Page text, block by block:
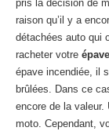
pris la décision de
raison qu’il y a
détachées auto qui
racheter votre épave
épave incendiée, il
brûlées. Dans ce
encore de la valeur.
moto. Cependant,